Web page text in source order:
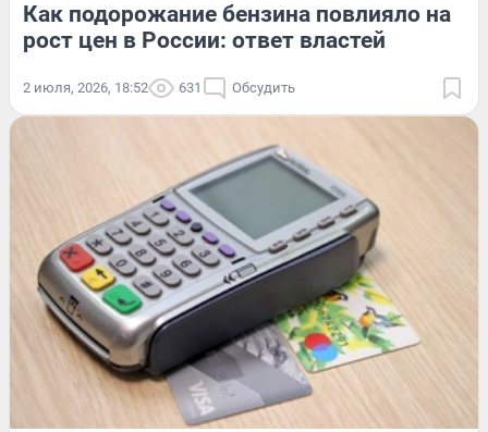
Как подорожание бензина повлияло на
рост цен в России: ответ властей
2 июля, 2026, 18:52 631 Обсудить